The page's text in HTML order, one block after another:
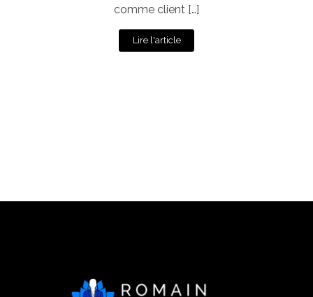
comme client […]
Lire l'article